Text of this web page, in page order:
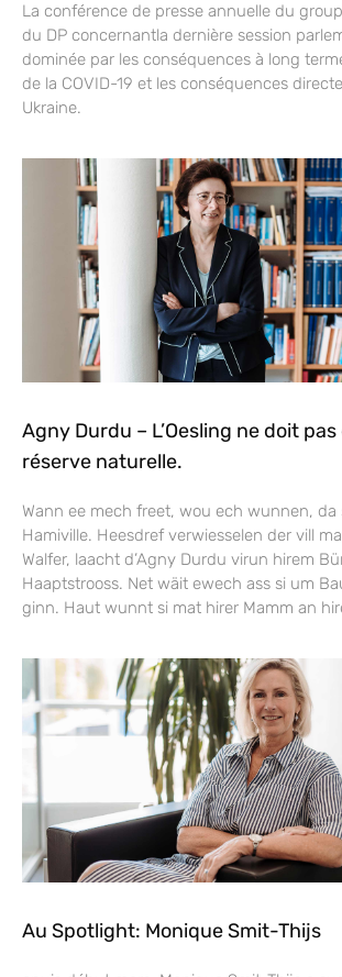
La conférence de presse annuelle du
du DP concernantla dernière session
dominée par les conséquences à long
de la COVID-19 et les conséquences
Ukraine.
Agny Durdu – L’Oesling ne doit
réserve naturelle.
Wann ee mech freet, wou ech wunnen, da
Hamiville. Heesdref verwiesselen der vill
Walfer, laacht d’Agny Durdu virun hirem
Haaptstrooss. Net wäit ewech ass si um
ginn. Haut wunnt si mat hirer Mamm an
Au Spotlight: Monique Smit-Thijs